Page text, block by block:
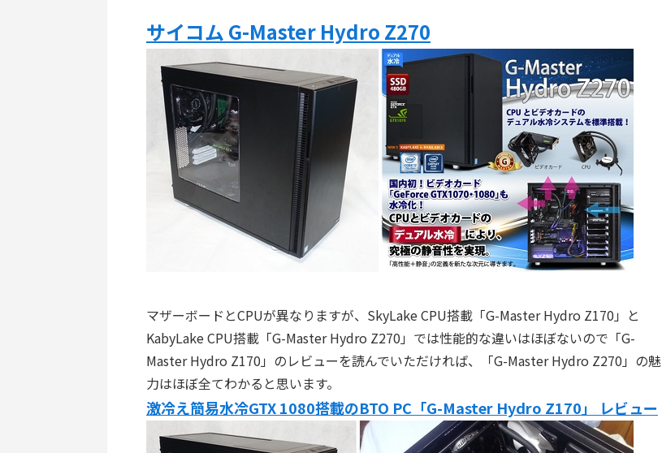
サイコム G-Master Hydro Z270
マザーボードとCPUが異なりますが、SkyLake CPU搭載「G-Master Hydro Z170」と
KabyLake CPU搭載「G-Master Hydro Z270」では性能的な違いはほぼないので「G-
Master Hydro Z170」のレビューを読んでいただければ、「G-Master Hydro Z270」の魅
力はほぼ全てわかると思います。
激冷え簡易水冷GTX 1080搭載のBTO PC「G-Master Hydro Z170」 レビュー